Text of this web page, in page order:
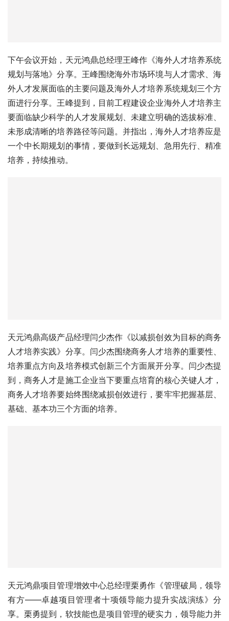
下午会议开始，天元鸿鼎总经理王峰作《海外人才培养系统
规划与落地》分享。王峰围绕海外市场环境与人才需求、海
外人才发展面临的主要问题及海外人才培养系统规划三个方
面进行分享。王峰提到，目前工程建设企业海外人才培养主
要面临缺少科学的人才发展规划、未建立明确的选拔标准、
未形成清晰的培养路径等问题。并指出，海外人才培养应是
一个中长期规划的事情，要做到长远规划、急用先行、精准
培养，持续推动。
天元鸿鼎高级产品经理闫少杰作《以减损创效为目标的商务
人才培养实践》分享。闫少杰围绕商务人才培养的重要性、
培养重点方向及培养模式创新三个方面展开分享。闫少杰提
到，商务人才是施工企业当下要重点培育的核心关键人才，
商务人才培养要始终围绕减损创效进行，要牢牢把握基层、
基础、基本功三个方面的培养。
天元鸿鼎项目管理增效中心总经理栗勇作《管理破局，领导
有方——卓越项目管理者十项领导能力提升实战演练》分
享。栗勇提到，软技能也是项目管理的硬实力，领导能力并